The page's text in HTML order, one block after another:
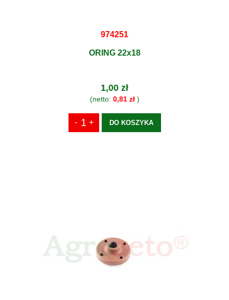
974251
ORING 22x18
1,00 zł
(netto: 0,81 zł)
DO KOSZYKA